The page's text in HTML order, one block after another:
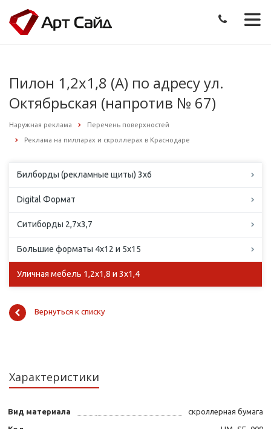
Пилон 1,2х1,8 (А) по адресу ул.
Октябрьская (напротив № 67)
Наружная реклама Перечень поверхностей
Реклама на пилларах и скроллерах в Краснодаре
Билборды (рекламные щиты) 3х6
Digital Формат
Ситиборды 2,7х3,7
Большие форматы 4х12 и 5х15
Уличная мебель 1,2х1,8 и 3х1,4
Вернуться к списку
Характеристики
Вид материала скроллерная бумага